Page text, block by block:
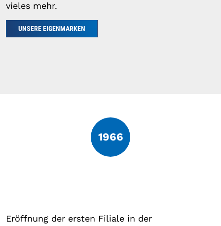
vieles mehr.
UNSERE EIGENMARKEN
1966
Eröffnung der ersten Filiale in der